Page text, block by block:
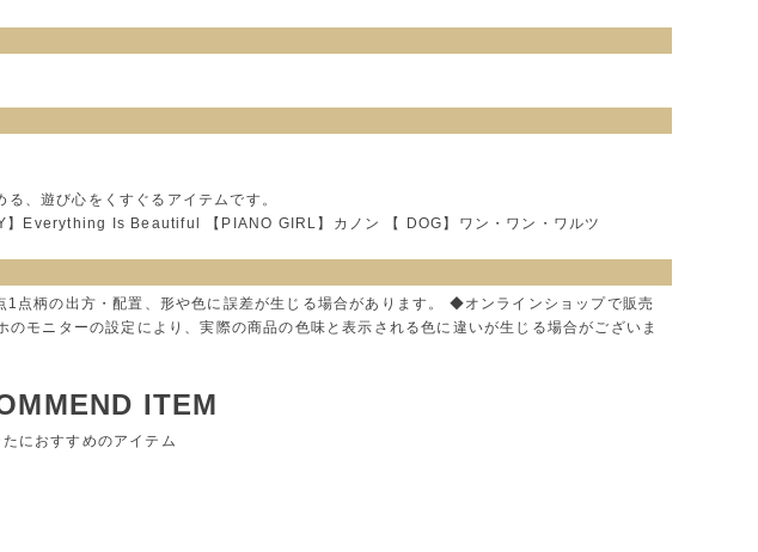
、遊び心をくすぐるアイテムです。
Everything Is Beautiful 【PIANO GIRL】カノン 【 DOG】ワン・ワン・ワルツ
点柄の出方・配置、形や色に誤差が生じる場合があります。 ◆オンラインショップで販売
モニターの設定により、実際の商品の色味と表示される色に違いが生じる場合がございま
ITEM
におすすめのアイテム